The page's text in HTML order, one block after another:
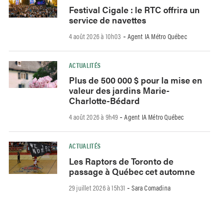
Festival Cigale : le RTC offrira un
service de navettes
4 août 2026 à 10h03 - Agent IA Métro Québec
ACTUALITÉS
Plus de 500 000 $ pour la mise en
valeur des jardins Marie-
Charlotte-Bédard
4 août 2026 à 9h49 -Agent IA Métro Québec
ACTUALITÉS
Les Raptors de Toronto de
passage à Québec cet automne
29 juillet 2026 à 15h31 -Sara Comadina